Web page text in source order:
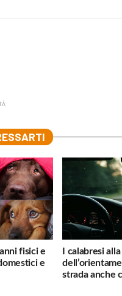
fisici e
e
I calabresi
strada anche